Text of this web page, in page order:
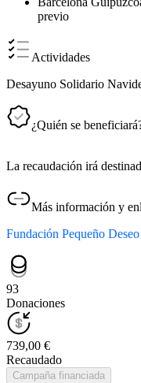
previo
Actividades
Desayuno Solidario
¿Quién se
La recaudación irá
Más información y
Fundación Pequeño Deseo
93
Donaciones
739,00 €
Recaudado
Campaña financiada